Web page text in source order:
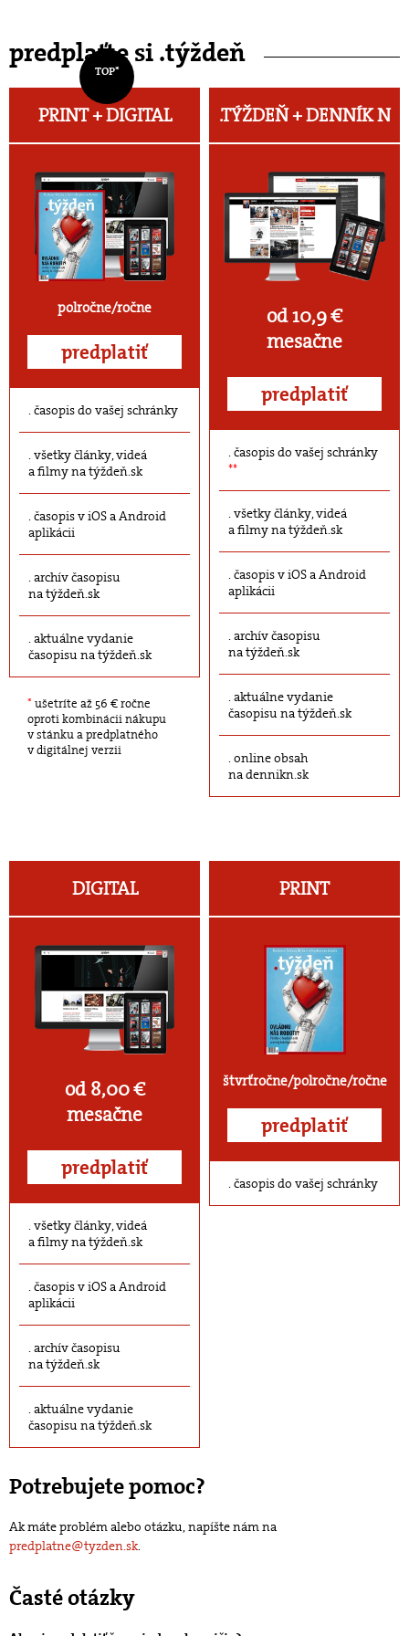
predplaťte si .týždeň
TOP*
PRINT + DIGITAL
polročne/ročne
predplatiť
časopis do vašej schránky
všetky články, videá
a filmy na týždeň.sk
časopis v iOS a Android
aplikácii
archív časopisu
na týždeň.sk
aktuálne vydanie
časopisu na týždeň.sk
* ušetríte až 56 € ročne
oproti kombinácii nákupu
v stánku a predplatného
v digitálnej verzii
.TÝŽDEŇ +DENNÍK N
od 10,9 €
mesačne
predplatiť
časopis do vašej schránky
**
všetky články, videá
a filmy na týždeň.sk
časopis v iOS a Android
aplikácii
archív časopisu
na týždeň.sk
aktuálne vydanie
časopisu na týždeň.sk
online obsah
na dennikn.sk
DIGITAL
od 8,00 €
mesačne
predplatiť
všetky články, videá
a filmy na týždeň.sk
časopis v iOS a Android
aplikácii
archív časopisu
na týždeň.sk
aktuálne vydanie
časopisu na týždeň.sk
PRINT
štvrťročne/polročne/ročne
predplatiť
časopis do vašej schránky
Potrebujete pomoc?
Ak máte problém alebo otázku, napíšte nám na
predplatne@tyzden.sk.
Časté otázky